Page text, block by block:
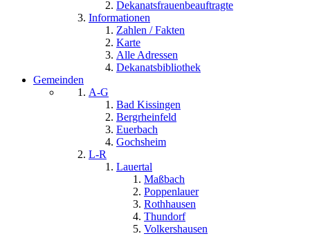
Dekanatsfrauenbeauftragte
Informationen
Zahlen / Fakten
Karte
Alle Adressen
Dekanatsbibliothek
Gemeinden
A-G
Bad Kissingen
Bergrheinfeld
Euerbach
Gochsheim
L-R
Lauertal
Maßbach
Poppenlauer
Rothhausen
Thundorf
Volkershausen